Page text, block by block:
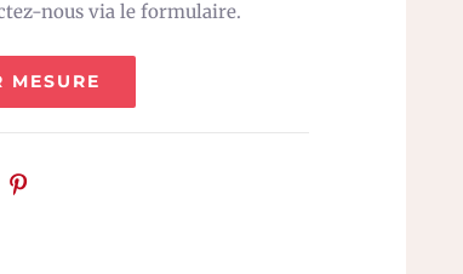
nous via le formulaire.
MESURE